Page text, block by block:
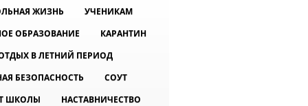
ЖИЗНЬ
УЧЕНИКАМ
ОБРАЗОВАНИЕ
КАРАНТИН
В ЛЕТНИЙ ПЕРИОД
БЕЗОПАСНОСТЬ
СОУТ
ШКОЛЫ
НАСТАВНИЧЕСТВО